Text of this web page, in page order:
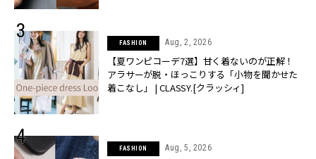
FASHION Aug, 2, 2026
【夏ワンピコーデ7選】甘く着ないのが正解！
アラサーが脱・ほっこりする「小物を聞かせた
着こなし」 | CLASSY.[クラッシィ]
FASHION Aug, 5, 2026